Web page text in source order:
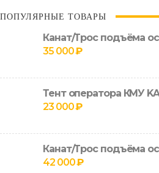
ПОПУЛЯРНЫЕ ТОВАРЫ
Канат/Трос подъёма
35 000₽
Тент оператора КМУ
23 000₽
Канат/Трос подъёма
42 000₽